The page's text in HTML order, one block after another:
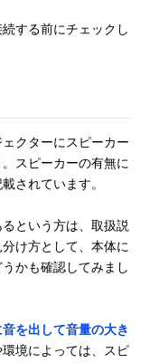
する前にチェックし
クターにスピーカー
スピーカーの有無に
されています。
という方は、取扱説
け方として、本体に
かも確認してみまし
を出して音量の大き
境によっては、スピ